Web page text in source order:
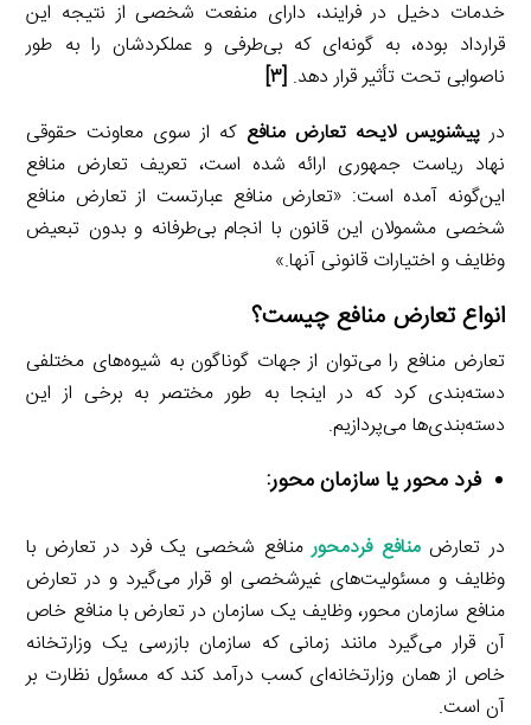
خدمات دخیل در فرایند، دارای منفعت شخصی از نتیجه این
قرارداد بوده، به گونه‌ای که بی‌طرفی و عملکردشان را به طور
ناصوابی تحت تأثیر قرار دهد. [۳]
درپیش­نویس لایحه تعارض منافع که از سوی معاونت حقوقی
نهاد ریاست جمهوری ارائه شده است، تعریف تعارض منافع
این‌گونه آمده است: «تعارض منافع عبارتست از تعارض منافع
شخصی مشمولان این قانون با انجام بی‌طرفانه و بدون تبعیض
وظایف و اختیارات قانونی آنها.»
انواع تعارض منافع چیست؟
تعارض منافع را می‌توان از جهات گوناگون به شیوه‌های مختلفی
دسته‌بندی کرد که در اینجا به طور مختصر به برخی از این
دسته‌بندی‌ها می‌پردازیم.
فرد محور یا سازمان محور:
در تعارض منافع فردمحورمنافع شخصی یک فرد در تعارض با
وظایف و مسئولیت‌های غیرشخصی او قرار می‌گیرد و در تعارض
منافع سازمان محور، وظایف یک سازمان در تعارض با منافع خاص
آن قرار می‌گیرد مانند زمانی که سازمان بازرسی یک وزارتخانه
خاص از همان وزارتخانه‌ای کسب درآمد کند که مسئول نظارت بر
آن است.